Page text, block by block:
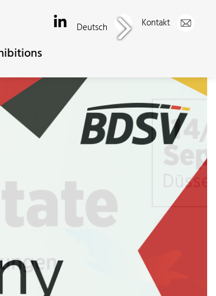
Deutsch Kontakt